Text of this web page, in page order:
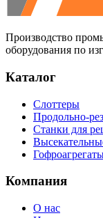
Производство
оборудования по
Каталог
Слоттеры
Продольно-
Станки для
Компания
О нас